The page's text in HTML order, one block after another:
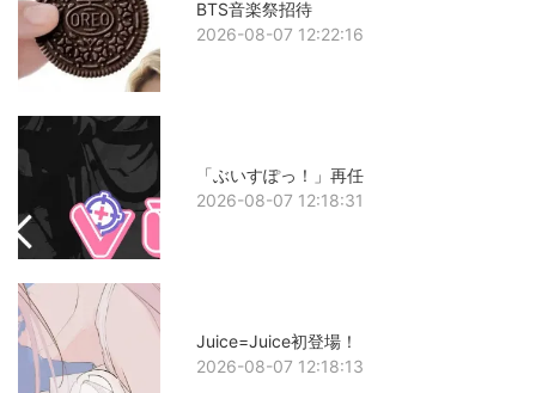
BTS音楽祭招待
2026-08-07 12:22:16
「ぶいすぽっ！」再任
2026-08-07 12:18:31
Juice=Juice初登場！
2026-08-07 12:18:13